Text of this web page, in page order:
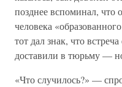
позднее вспоминал, что
человека
тот дал знак, что
доставили в тюрьму —
«Что случилось?» —